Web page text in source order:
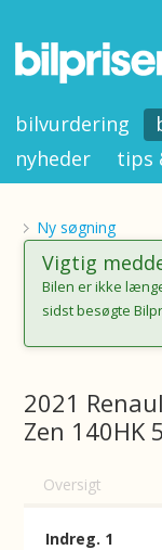
bilvurdering
nyheder
tips
Ny søgning
Vigtig
Bilen er ikke
sidst besøgte
2021
Zen 140HK
Oversigt
Indreg. 1